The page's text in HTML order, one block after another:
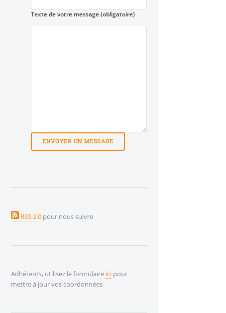
Texte de votre message(obligatoire)
RSS 2.0 pour nous suivre
Adhérents, utilisez le formulaire ici pour
mettre à jour vos coordonnées